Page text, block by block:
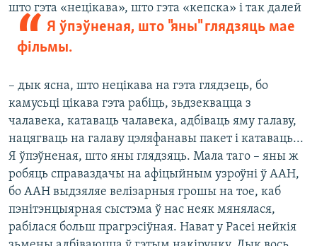
што гэта
Я ўпэўненая, што "яны" глядзяць мае
фільмы.
«нецікава», што гэта «кепска» і так далей
– дык ясна, што нецікава на гэта глядзець, бо
камусьці цікава гэта рабіць, зьдзеквацца з
чалавека, катаваць чалавека, адбіваць яму галаву,
нацягваць на галаву цэляфанавы пакет і катаваць...
Я ўпэўненая, што яны глядзяць. Мала таго – яны ж
робяць справаздачы на афіцыйным узроўні ў ААН,
бо ААН выдзяляе велізарныя грошы на тое, каб
пэнітэнцыярная сыстэма ў нас неяк мянялася,
рабілася больш прагрэсіўная. Нават у Расеі нейкія